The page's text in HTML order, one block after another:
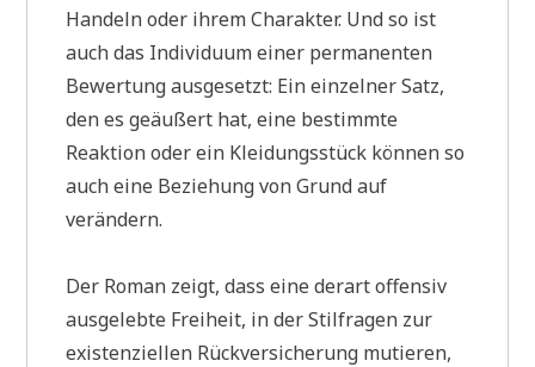
Handeln oder ihrem Charakter. Und so ist
auch das Individuum einer permanenten
Bewertung ausgesetzt: Ein einzelner Satz,
den es geäußert hat, eine bestimmte
Reaktion oder ein Kleidungsstück können so
auch eine Beziehung von Grund auf
verändern.
Der Roman zeigt, dass eine derart offensiv
ausgelebte Freiheit, in der Stilfragen zur
existenziellen Rückversicherung mutieren,